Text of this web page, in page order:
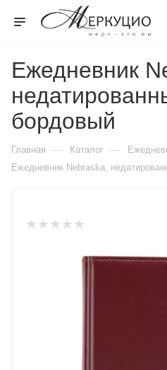
Ежедневник
бордовый
Главная — Каталог —
Ежедневник Nebraska,